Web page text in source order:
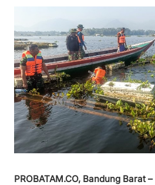
PROBATAM.CO, Bandung Barat –